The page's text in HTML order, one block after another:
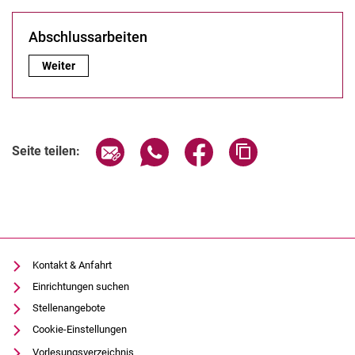
Abschlussarbeiten
Abschlussarbeiten:
Weiter
Seite teilen: Seite über E-Mail teilen
Seite über WhatsApp teilen
Seite über Facebook
Kontakt & Anfahrt
Einrichtungen suchen
Stellenangebote
Cookie-Einstellungen
Vorlesungsverzeichnis